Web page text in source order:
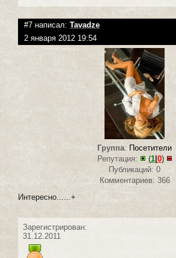
#7 написал: Tavadze
2 января 2012 19:54
Группа: Посетители
Репутация:
(1| 0)
Публикаций: 0
Комментариев: 366
Интересно......+
Зарегистрирован:
31.12.2011